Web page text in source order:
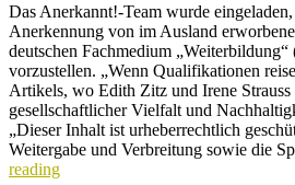
Das Anerkannt!-Team wurde
Anerkennung von im Ausland
deutschen Fachmedium
vorzustellen. „Wenn Qualifikationen
Artikels, wo Edith Zitz und Irene Strauss
gesellschaftlicher Vielfalt und
„Dieser Inhalt ist urheberrechtlich
Weitergabe und Verbreitung sowie die
reading